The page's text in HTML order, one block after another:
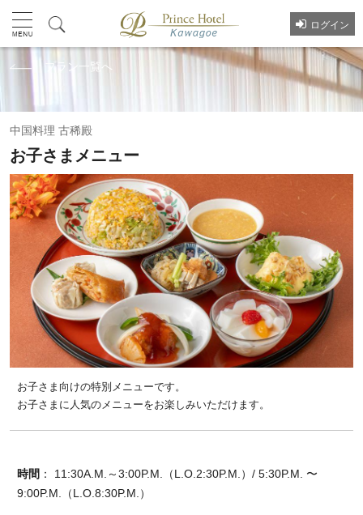
ログイン
プラン一覧へ
中国料理 古稀殿
お子さまメニュー
お子さま向けの特別メニューです。
お子さまに人気のメニューをお楽しみいただけます。
時間 ： 11:30A.M.～3:00P.M.（L.O.2:30P.M.）/ 5:30P.M. 〜
9:00P.M.（L.O.8:30P.M.）